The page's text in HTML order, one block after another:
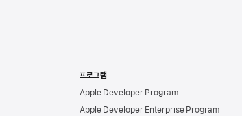
프로그램
Apple Developer Program
Apple Developer Enterprise Program